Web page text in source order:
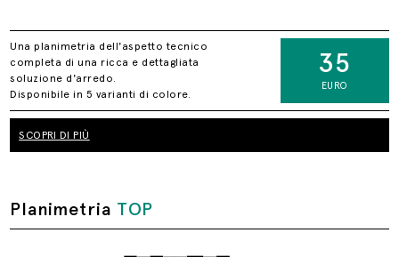
Una planimetria dell'aspetto tecnico
completa di una ricca e dettagliata
soluzione d'arredo.
Disponibile in 5 varianti di colore.
35
EURO
SCOPRI DI PIÙ
Planimetria TOP